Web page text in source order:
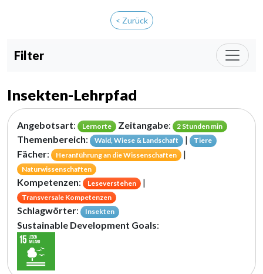
< Zurück
Filter
Insekten-Lehrpfad
Angebotsart: Lernorte Zeitangabe: 2 Stunden min
Themenbereich: Wald, Wiese & Landschaft | Tiere
Fächer: Heranführung an die Wissenschaften |
Naturwissenschaften
Kompetenzen: Leseverstehen |
Transversale Kompetenzen
Schlagwörter: Insekten
Sustainable Development Goals: